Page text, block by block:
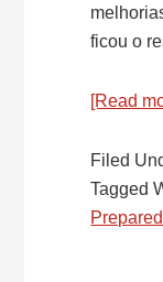
ficou o
[Read
Filed
Tagged